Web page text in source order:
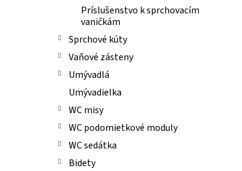
Príslušenstvo k sprchovacím
vaničkám
Sprchové kúty
Vaňové zásteny
Umývadlá
Umývadielka
WC misy
WC podomietkové moduly
WC sedátka
Bidety